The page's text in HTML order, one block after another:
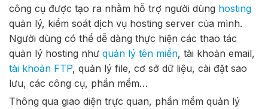
công cụ được tạo ra nhằm hỗ trợ người dùng hosting
quản lý, kiểm soát dịch vụ hosting server của mình.
Người dùng có thể dễ dàng thực hiện các thao tác
quản lý hosting như quản lý tên miền, tài khoản email,
tài khoản FTP, quản lý file, cơ sở dữ liệu, cài đặt sao
lưu, các công cụ, phần mềm…
Thông qua giao diện trực quan, phần mềm quản lý